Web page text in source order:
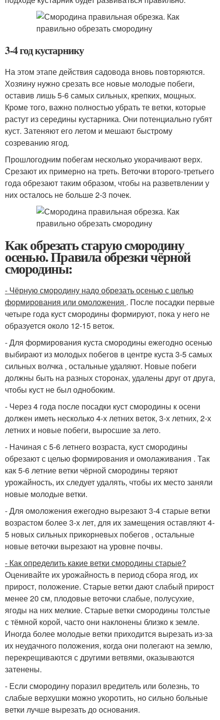
3-4 год кустарнику
На этом этапе действия садовода вновь повторяются.
Хозяину нужно срезать все новые молодые побеги,
оставив лишь 5-6 самых сильных, крепких, мощных.
Кроме того, важно полностью убрать те ветки, которые
растут из середины кустарника. Они потенциально губят
куст. Затеняют его летом и мешают быстрому
созреванию ягод.
Прошлогодним побегам несколько укорачивают верх.
Срезают их примерно на треть. Веточки второго-третьего
года обрезают таким образом, чтобы на разветвлении у
них осталось не больше 2-3 почек.
Как обрезать старую смородину
осенью. Правила обрезки чёрной
смородины:
- Чёрную смородину надо обрезать осенью с целью
формирования или омоложения . После посадки первые
четыре года куст смородины формируют, пока у него не
образуется около 12-15 веток.
- Для формирования куста смородины ежегодно осенью
выбирают из молодых побегов в центре куста 3-5 самых
сильных волчка , остальные удаляют. Новые побеги
должны быть на разных сторонах, удалены друг от друга,
чтобы куст не был однобоким.
- Через 4 года после посадки куст смородины к осени
должен иметь несколько 4-х летних веток, 3-х летних, 2-х
летних и новые побеги, выросшие за лето.
- Начиная с 5-6 летнего возраста, куст смородины
обрезают с целью формирования и омолаживания . Так
как 5-6 летние ветки чёрной смородины теряют
урожайность, их следует удалять, чтобы их место заняли
новые молодые ветки.
- Для омоложения ежегодно вырезают 3-4 старые ветки
возрастом более 3-х лет, для их замещения оставляют 4-
5 новых сильных прикорневых побегов , остальные
новые веточки вырезают на уровне почвы.
- Как определить какие ветки смородины старые?
Оценивайте их урожайность в период сбора ягод, их
прирост, положение. Старые ветки дают слабый прирост
менее 20 см, плодовые веточки слабые, полусухие,
ягоды на них мелкие. Старые ветки смородины толстые
с тёмной корой, часто они наклонены близко к земле.
Иногда более молодые ветки приходится вырезать из-за
их неудачного положения, когда они полегают на землю,
перекрещиваются с другими ветвями, оказываются
затенены.
- Если смородину поразил вредитель или болезнь, то
слабые верхушки можно укоротить, но сильно больные
ветки лучше вырезать до основания.